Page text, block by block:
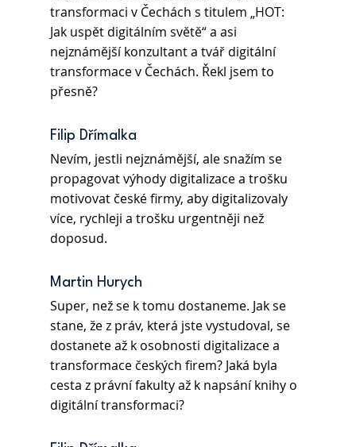
transformaci v Čechách s titulem „HOT:
Jak uspět digitálním světě“ a asi
nejznámější konzultant a tvář digitální
transformace v Čechách. Řekl jsem to
přesně?
Filip Dřímalka
Nevím, jestli nejznámější, ale snažím se
propagovat výhody digitalizace a trošku
motivovat české firmy, aby digitalizovaly
více, rychleji a trošku urgentněji než
doposud.
Martin Hurych
Super, než se k tomu dostaneme. Jak se
stane, že z práv, která jste vystudoval, se
dostanete až k osobnosti digitalizace a
transformace českých firem? Jaká byla
cesta z právní fakulty až k napsání knihy o
digitální transformaci?